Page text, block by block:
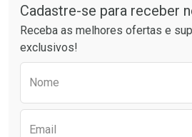
Por Menos
Cadastre-se para receber
Receba as melhores ofertas e
exclusivos!
Nome
Email